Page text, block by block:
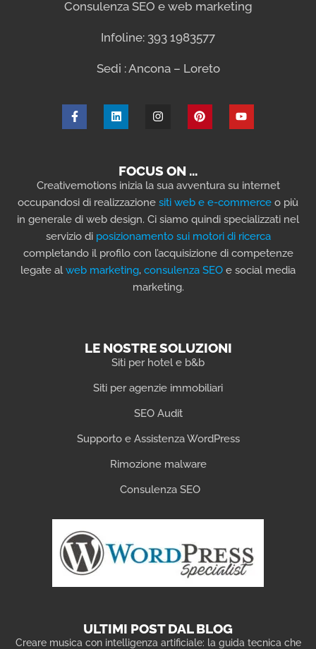
Consulenza SEO e web marketing
Infoline: 393 1983577
Sedi : Ancona – Loreto
FOCUS ON …
Creativemotions inizia la sua avventura su internet
occupandosi di realizzazione siti web e e-commerce o più
in generale di web design. Ci siamo quindi specializzati nel
servizio di posizionamento sui motori di ricerca
completando il profilo con l’acquisizione di competenze
legate alweb marketing, consulenza SEO e social media
marketing.
LE NOSTRE SOLUZIONI
Siti per hotel e b&b
Siti per agenzie immobiliari
SEO Audit
Supporto e Assistenza WordPress
Rimozione malware
Consulenza SEO
ULTIMI POST DAL BLOG
Creare musica con intelligenza artificiale: la guida tecnica che